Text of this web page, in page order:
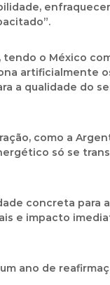
o México
artificialmente
a qualidade do
como a
só se
concreta para
e impacto
ano de